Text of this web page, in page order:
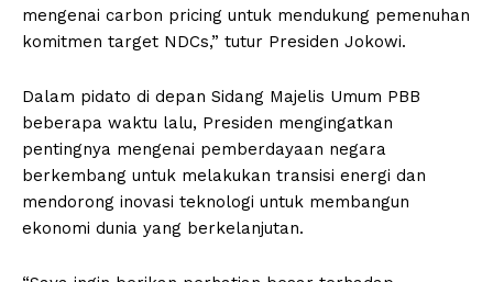
mengenai carbon pricing untuk mendukung pemenuhan
komitmen target NDCs,” tutur Presiden Jokowi.
Dalam pidato di depan Sidang Majelis Umum PBB
beberapa waktu lalu, Presiden mengingatkan
pentingnya mengenai pemberdayaan negara
berkembang untuk melakukan transisi energi dan
mendorong inovasi teknologi untuk membangun
ekonomi dunia yang berkelanjutan.